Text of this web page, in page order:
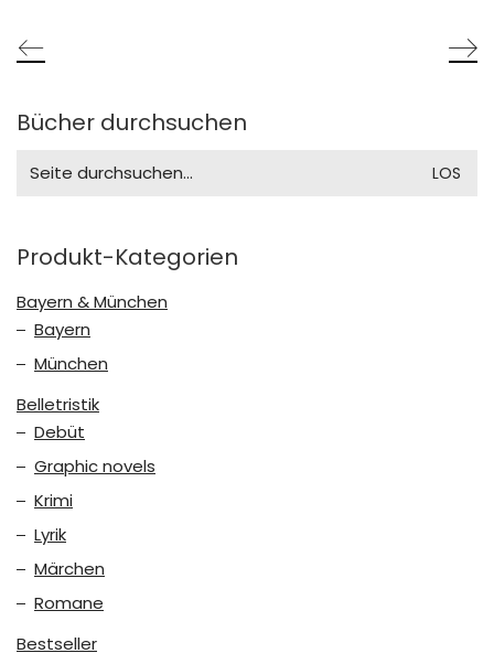
Bücher durchsuchen
for:
Produkt-Kategorien
Bayern & München
Bayern
München
Belletristik
Debüt
Graphic novels
Krimi
Lyrik
Märchen
Romane
Bestseller